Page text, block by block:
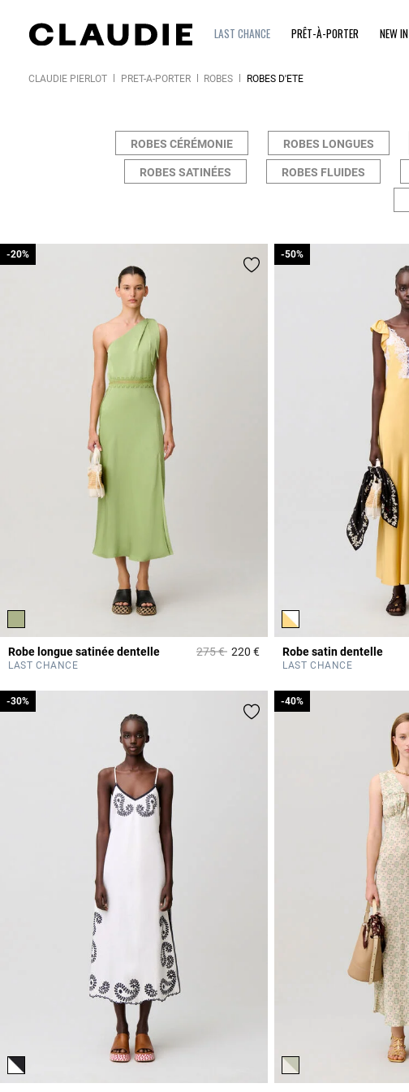
LAST CHANCE PRÊT-À-PORTER NEW IN
CLAUDIE PIERLOT PRÊT-À-PORTER ROBES ROBES D'ÉTÉ
ROBES CÉRÉMONIE ROBES LONGUES
ROBES SATINÉES ROBES FLUIDES
Robe longue satinée dentelle Prix réduit à partir de
275 €à
-20%
220 €4,3 out of 5 Customer Rating
LAST CHANCE
-20%
Robe satin dentelle
-50%
LAST CHANCE
-50%
-30%
-30% -40%
-40%